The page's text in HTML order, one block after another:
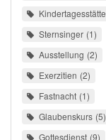
Kindertagesstätte
Sternsinger 1
Ausstellung 2
Exerzitien 2
Fastnacht 1
Glaubenskurs 5
Gottesdienst 9